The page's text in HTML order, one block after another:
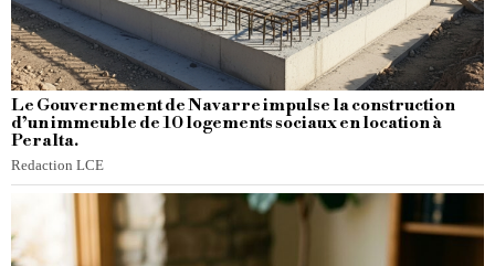
Le Gouvernement de Navarre impulse la construction
d’un immeuble de 10 logements sociaux en location à
Peralta.
Redaction LCE